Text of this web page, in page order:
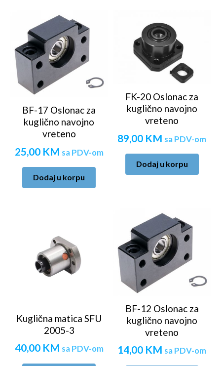
BF-17 Oslonac za
kuglično navojno
vreteno
25,00 KM sa PDV-om
Dodaj u korpu
FK-20 Oslonac za
kuglično navojno
vreteno
89,00 KM sa PDV-om
Dodaj u korpu
Kuglična matica SFU
2005-3
40,00 KM sa PDV-om
BF-12 Oslonac za
kuglično navojno
vreteno
14,00 KM sa PDV-om